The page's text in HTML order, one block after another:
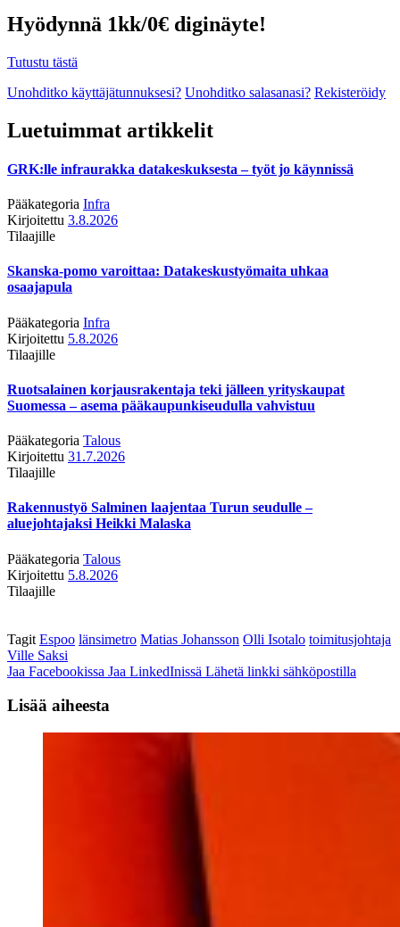
Hyödynnä 1kk/0€ diginäyte!
Tutustu tästä
Unohditko käyttäjätunnuksesi? Unohditko salasanasi? Rekisteröidy
Luetuimmat artikkelit
GRK:lle infraurakka datakeskuksesta – työt jo käynnissä
Pääkategoria Infra
Kirjoitettu 3.8.2026
Tilaajille
Skanska-pomo varoittaa: Datakeskustyömaita uhkaa
osaajapula
Pääkategoria Infra
Kirjoitettu 5.8.2026
Tilaajille
Ruotsalainen korjausrakentaja teki jälleen yrityskaupat
Suomessa – asema pääkaupunkiseudulla vahvistuu
Pääkategoria Talous
Kirjoitettu 31.7.2026
Tilaajille
Rakennustyö Salminen laajentaa Turun seudulle –
aluejohtajaksi Heikki Malaska
Pääkategoria Talous
Kirjoitettu 5.8.2026
Tilaajille
Tagit Espoo länsimetro Matias Johansson Olli Isotalo toimitusjohtaja
Ville Saksi
Jaa Facebookissa Jaa LinkedInissä Lähetä linkki sähköpostilla
Lisää aiheesta